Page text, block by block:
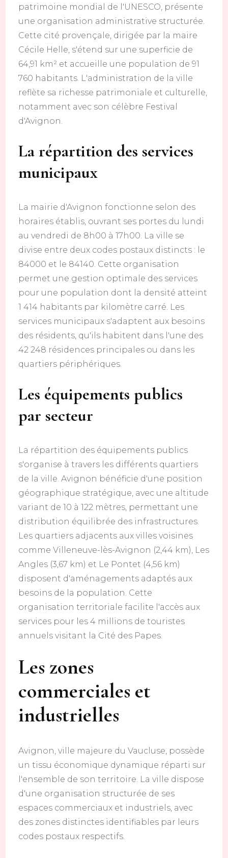
patrimoine mondial de l'UNESCO, présente
une organisation administrative structurée.
Cette cité provençale, dirigée par la maire
Cécile Helle, s'étend sur une superficie de
64,91 km² et accueille une population de 91
760 habitants. L'administration de la ville
reflète sa richesse patrimoniale et culturelle,
notamment avec son célèbre Festival
d'Avignon.
La répartition des services
municipaux
La mairie d'Avignon fonctionne selon des
horaires établis, ouvrant ses portes du lundi
au vendredi de 8h00 à 17h00. La ville se
divise entre deux codes postaux distincts : le
84000 et le 84140. Cette organisation
permet une gestion optimale des services
pour une population dont la densité atteint
1 414 habitants par kilomètre carré. Les
services municipaux s'adaptent aux besoins
des résidents, qu'ils habitent dans l'une des
42 248 résidences principales ou dans les
quartiers périphériques.
Les équipements publics
par secteur
La répartition des équipements publics
s'organise à travers les différents quartiers
de la ville. Avignon bénéficie d'une position
géographique stratégique, avec une altitude
variant de 10 à 122 mètres, permettant une
distribution équilibrée des infrastructures.
Les quartiers adjacents aux villes voisines
comme Villeneuve-lès-Avignon (2,44 km), Les
Angles (3,67 km) et Le Pontet (4,56 km)
disposent d'aménagements adaptés aux
besoins de la population. Cette
organisation territoriale facilite l'accès aux
services pour les 4 millions de touristes
annuels visitant la Cité des Papes.
Les zones
commerciales et
industrielles
Avignon, ville majeure du Vaucluse, possède
un tissu économique dynamique réparti sur
l'ensemble de son territoire. La ville dispose
d'une organisation structurée de ses
espaces commerciaux et industriels, avec
des zones distinctes identifiables par leurs
codes postaux respectifs.